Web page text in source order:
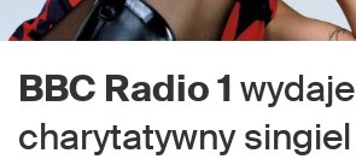
BBC Radio 1 wydaje
charytatywny singiel